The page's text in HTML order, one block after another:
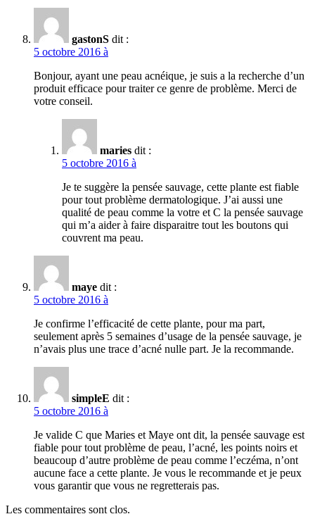
gastonS dit :
5 octobre 2016 à
Bonjour, ayant une peau acnéique, je suis a la recherche d’un
produit efficace pour traiter ce genre de problème. Merci de
votre conseil.
maries dit :
5 octobre 2016 à
Je te suggère la pensée sauvage, cette plante est fiable
pour tout problème dermatologique. J’ai aussi une
qualité de peau comme la votre et C la pensée sauvage
qui m’a aider à faire disparaitre tout les boutons qui
couvrent ma peau.
maye dit :
5 octobre 2016 à
Je confirme l’efficacité de cette plante, pour ma part,
seulement après 5 semaines d’usage de la pensée sauvage, je
n’avais plus une trace d’acné nulle part. Je la recommande.
simpleE dit :
5 octobre 2016 à
Je valide C que Maries et Maye ont dit, la pensée sauvage est
fiable pour tout problème de peau, l’acné, les points noirs et
beaucoup d’autre problème de peau comme l’eczéma, n’ont
aucune face a cette plante. Je vous le recommande et je peux
vous garantir que vous ne regretterais pas.
Les commentaires sont clos.